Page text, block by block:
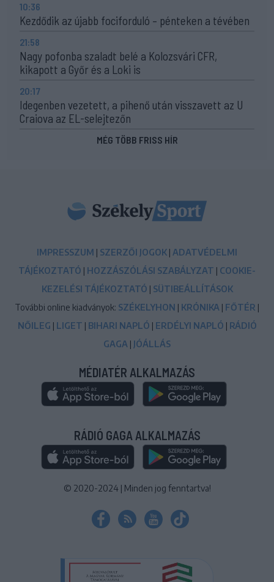
10:36
Kezdődik az újabb fociforduló – pénteken a tévében
21:58
Nagy pofonba szaladt belé a Kolozsvári CFR,
kikapott a Győr és a Loki is
20:17
Idegenben vezetett, a pihenő után visszavett az U
Craiova az EL-selejtezőn
MÉG TÖBB FRISS HÍR
IMPRESSZUM | SZERZŐI JOGOK | ADATVÉDELMI
TÁJÉKOZTATÓ | HOZZÁSZÓLÁSI SZABÁLYZAT | COOKIE-
KEZELÉSI TÁJÉKOZTATÓ | SÜTIBEÁLLÍTÁSOK
További online kiadványok: SZÉKELYHON | KRÓNIKA | FŐTÉR |
NŐILEG | LIGET | BIHARI NAPLÓ | ERDÉLYI NAPLÓ | RÁDIÓ
GAGA | JÓÁLLÁS
MÉDIATÉR ALKALMAZÁS
RÁDIÓ GAGA ALKALMAZÁS
© 2020-2024 | Minden jog fenntartva!